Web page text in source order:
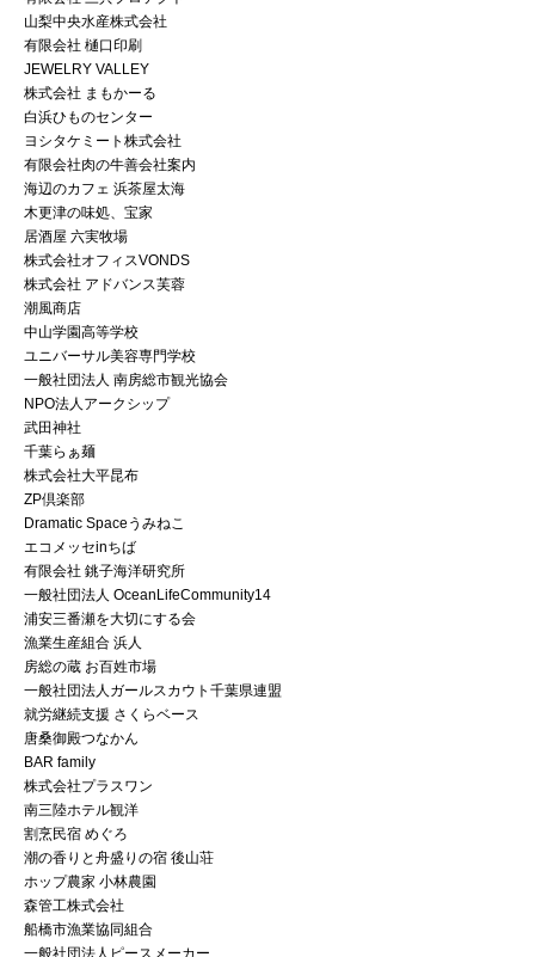
山梨中央水産株式会社
有限会社 樋口印刷
JEWELRY VALLEY
株式会社 まもかーる
白浜ひものセンター
ヨシタケミート株式会社
有限会社肉の牛善会社案内
海辺のカフェ 浜茶屋太海
木更津の味処、宝家
居酒屋 六実牧場
株式会社オフィスVONDS
株式会社 アドバンス芙蓉
潮風商店
中山学園高等学校
ユニバーサル美容専門学校
一般社団法人 南房総市観光協会
NPO法人アークシップ
武田神社
千葉らぁ麺
株式会社大平昆布
ZP倶楽部
Dramatic Spaceうみねこ
エコメッセinちば
有限会社 銚子海洋研究所
一般社団法人 OceanLifeCommunity14
浦安三番瀬を大切にする会
漁業生産組合 浜人
房総の蔵 お百姓市場
一般社団法人ガールスカウト千葉県連盟
就労継続支援 さくらベース
唐桑御殿つなかん
BAR family
株式会社プラスワン
南三陸ホテル観洋
割烹民宿 めぐろ
潮の香りと舟盛りの宿 後山荘
ホップ農家 小林農園
森管工株式会社
船橋市漁業協同組合
一般社団法人ピースメーカー